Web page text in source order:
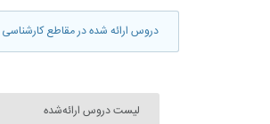
دروس ارائه شده در مقاطع کارشناسی ارشد و
لیست دروس ارائه‌شده